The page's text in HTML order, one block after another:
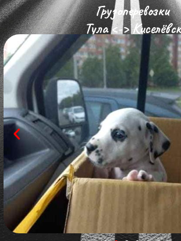
Грузоперевозки
Тула <-> Киселёвск